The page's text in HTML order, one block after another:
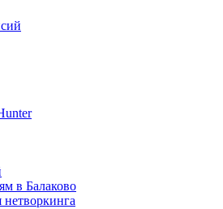
в Балаково
нетворкинга